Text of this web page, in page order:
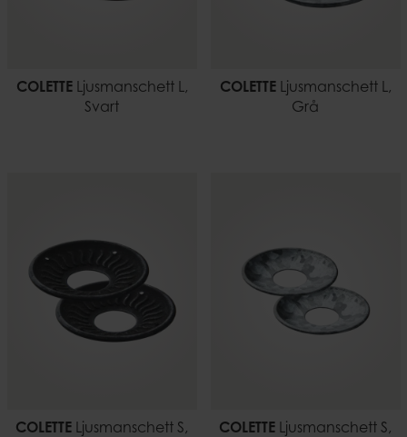
COLETTELjusmanschett L,
Svart
COLETTELjusmanschett L,
Grå
COLETTE Ljusmanschett S,
COLETTE Ljusmanschett S,